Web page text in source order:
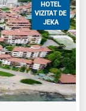
HOTEL
VIZITAT DE
JEKA